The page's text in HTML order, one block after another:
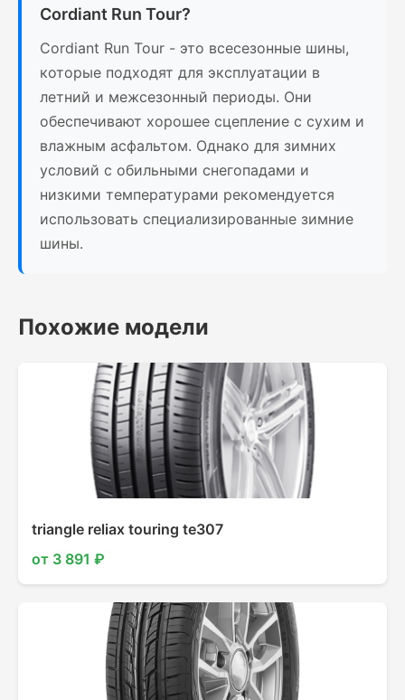
Cordiant Run Tour?
Cordiant Run Tour - это всесезонные шины,
которые подходят для эксплуатации в
летний и межсезонный периоды. Они
обеспечивают хорошее сцепление с сухим и
влажным асфальтом. Однако для зимних
условий с обильными снегопадами и
низкими температурами рекомендуется
использовать специализированные зимние
шины.
Похожие модели
triangle reliax touring te307
от 3 891 ₽